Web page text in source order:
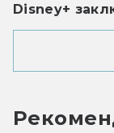
Disney+